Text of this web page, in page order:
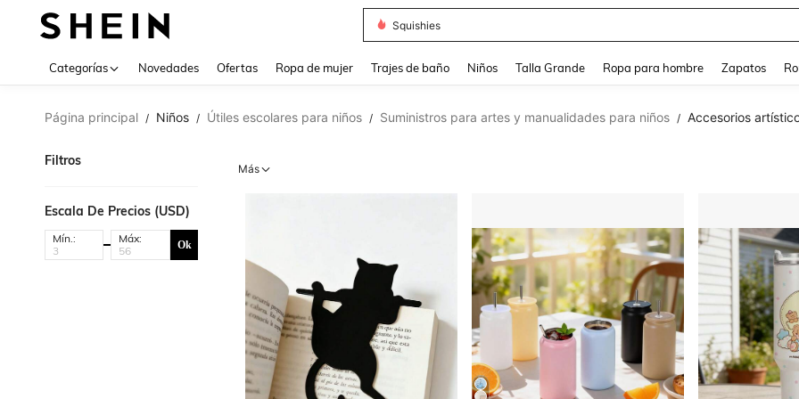
Musera
Categorías Novedades Ofertas Ropa de mujer Trajes de baño Niños Talla Grande Ropa para hombre Zapatos
Página principal / Niños / Útiles escolares para niños / Suministros para artes y manualidades para niños / Accesorios
Filtros
Escala De Precios (USD)
Mín.: Máx: Ok
Más